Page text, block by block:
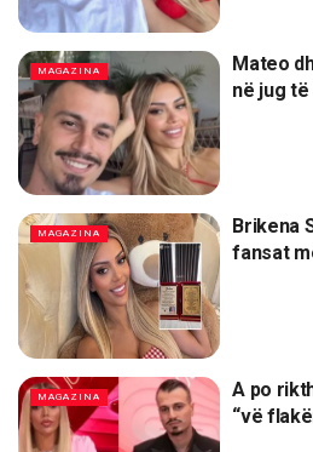
MAGAZINA
Mateo
në jug
MAGAZINA
Brikena
fansat
MAGAZINA
A po
“vë